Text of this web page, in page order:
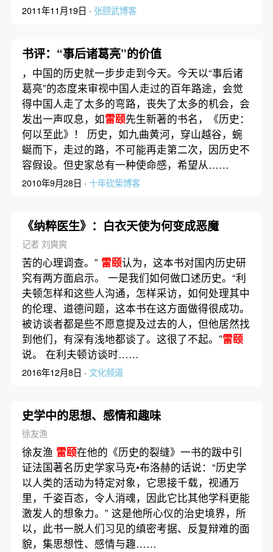
2011年11月19日 · 张颐武博客
书评：“事后诸葛亮”的价值
，中国的历史就一步步走到今天。今天以“事后诸
葛亮”的态度来审视中国人走过的百年路途，会觉
得中国人走了太多的弯路，丧失了太多的机会，会
发出一声叹息，如雷颐先生新著的书名，《历史：
何以至此》！ 历史，如九曲黄河，穿山越谷，蜿
蜒而下，走过的路，不可能再走第二次，因历史不
容假设。但史家总有一种使命感，希望从……
2010年9月28日 · 十年砍柴博客
《纳粹医生》：白衣天使为何变成恶魔
记者 刘爽爽
苦的心理调查。” 雷颐认为，这本书对国内历史研
究有两方面启示。 一是我们如何做口述历史。“利
夫顿怎样和这些人沟通，怎样采访，如何处理其中
的伦理、道德问题，这本书在这方面做得很成功。
被访谈者都是些不愿意提及过去的人，但他居然找
到他们，有深有浅地都谈了。这很了不起。”雷颐
说。 在利夫顿访谈时……
2016年12月8日 · 文化频道
史学中的思想、感情和趣味
徐友渔
徐友渔 雷颐在他的《历史的裂缝》一书的跋中引
证法国著名历史学家马克•布洛赫的话说：“历史学
以人类的活动为特定对象，它思接千载，视通万
里，千姿百态，令人消魂，因此它比其他学科更能
激发人的想象力。” 这是他所心仪的治史境界，所
以，此书一脱人们习见的缜密考据、反复辩难的面
貌，集思想性、感情与趣……